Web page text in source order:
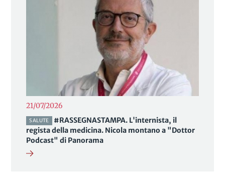
21/07/2026
SALUTE
#RASSEGNASTAMPA. L'internista, il
regista della medicina. Nicola montano a "Dottor
Podcast" di Panorama